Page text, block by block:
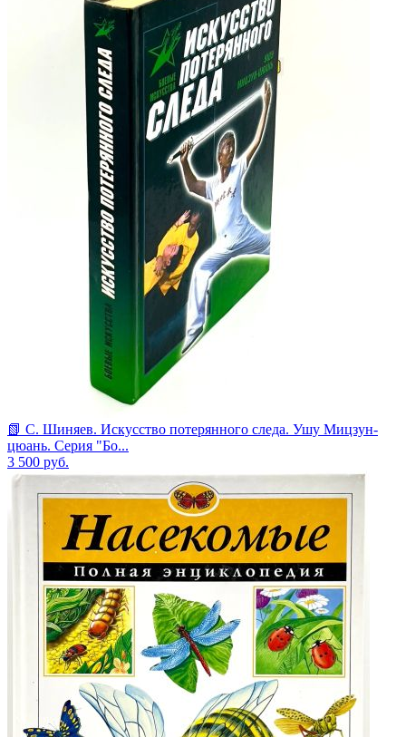
📗 С. Шиняев. Искусство потерянного следа. Ушу Мицзун-
цюань. Серия "Бо...
3 500 руб.